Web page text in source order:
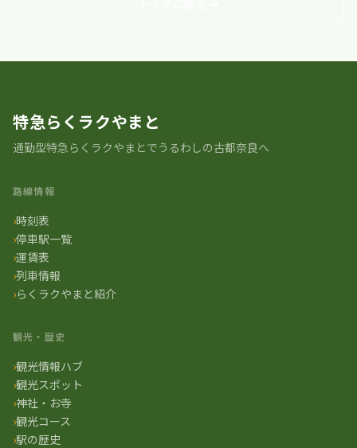
特急らくラクやまと
通勤型特急らくラクやまとでうるわしの古都奈良へ
路線情報
時刻表
停車駅一覧
運賃表
列車情報
らくラクやまと紹介
観光・歴史
観光情報ハブ
観光スポット
神社・お寺
観光コース
駅の歴史